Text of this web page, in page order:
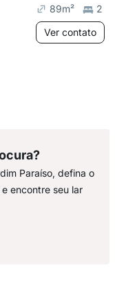
89m² 2
Ver contato
Paraíso, defina o
encontre seu lar